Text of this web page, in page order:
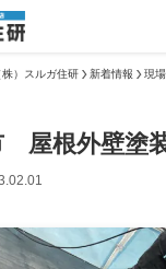
）スルガ住研 新着情報 現
屋根外壁塗